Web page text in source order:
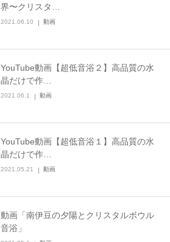
界〜クリスタ…
2021.06.10 動画
YouTube動画【超低音浴２】高品質の水
晶だけで作…
2021.06.1 動画
YouTube動画【超低音浴１】高品質の水
晶だけで作…
2021.05.21 動画
動画「南伊豆の夕陽とクリスタルボウル
音浴」